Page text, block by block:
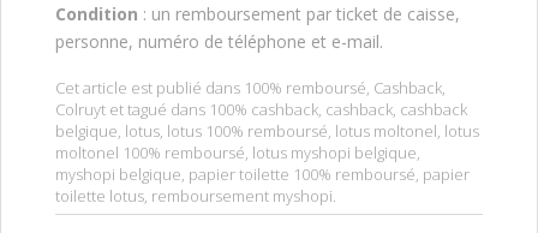
Condition : un remboursement par ticket de caisse,
personne, numéro de téléphone et e-mail.
Cet article est publié dans 100% remboursé, Cashback,
Colruyt et tagué dans 100% cashback, cashback, cashback
belgique, lotus, lotus 100% remboursé, lotus moltonel, lotus
moltonel 100% remboursé, lotus myshopi belgique,
myshopi belgique, papier toilette 100% remboursé, papier
toilette lotus, remboursement myshopi.